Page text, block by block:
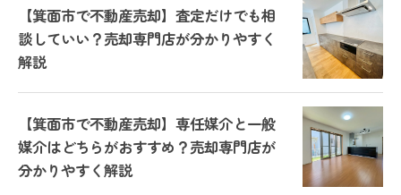
【箕面市で不動産売却】査定だけでも相
談していい？売却専門店が分かりやすく
解説
【箕面市で不動産売却】専任媒介と一般
媒介はどちらがおすすめ？売却専門店が
分かりやすく解説